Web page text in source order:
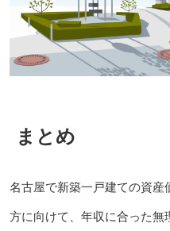
まとめ
名古屋で新築一戸建ての資
方に向けて、年収に合った無